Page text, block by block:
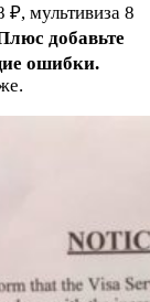
мультивиза 8
добавьте
ошибки.